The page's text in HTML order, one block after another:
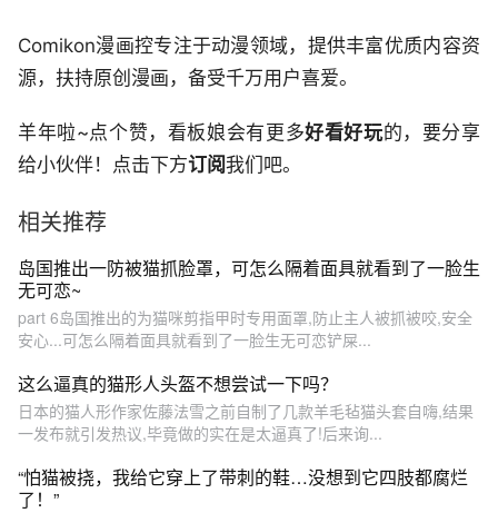
Comikon漫画控专注于动漫领域，提供丰富优质内容资
源，扶持原创漫画，备受千万用户喜爱。
羊年啦~点个赞，看板娘会有更多好看好玩的，要分享
给小伙伴！点击下方订阅我们吧。
相关推荐
岛国推出一防被猫抓脸罩，可怎么隔着面具就看到了一脸生
无可恋~
part 6岛国推出的为猫咪剪指甲时专用面罩,防止主人被抓被咬,安全
安心...可怎么隔着面具就看到了一脸生无可恋铲屎...
这么逼真的猫形人头盔不想尝试一下吗？
日本的猫人形作家佐藤法雪之前自制了几款羊毛毡猫头套自嗨,结果
一发布就引发热议,毕竟做的实在是太逼真了!后来询...
“怕猫被挠，我给它穿上了带刺的鞋…没想到它四肢都腐烂
了！”